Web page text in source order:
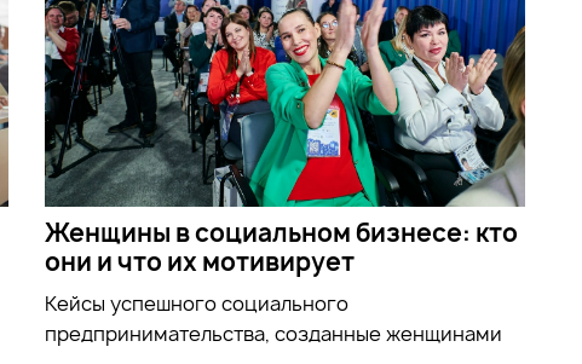
Женщины в социальном бизнесе: кто
они и что их мотивирует
Кейсы успешного социального
предпринимательства, созданные женщинами